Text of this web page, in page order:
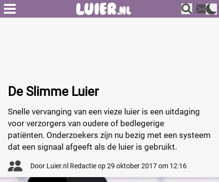
De Slimme Luier
Snelle vervanging van een vieze luier is een uitdaging
voor verzorgers van oudere of bedlegerige
patiënten. Onderzoekers zijn nu bezig met een systeem
dat een signaal afgeeft als de luier is gebruikt.
Door Luier.nl Redactieop29 oktober 2017 om 12:16